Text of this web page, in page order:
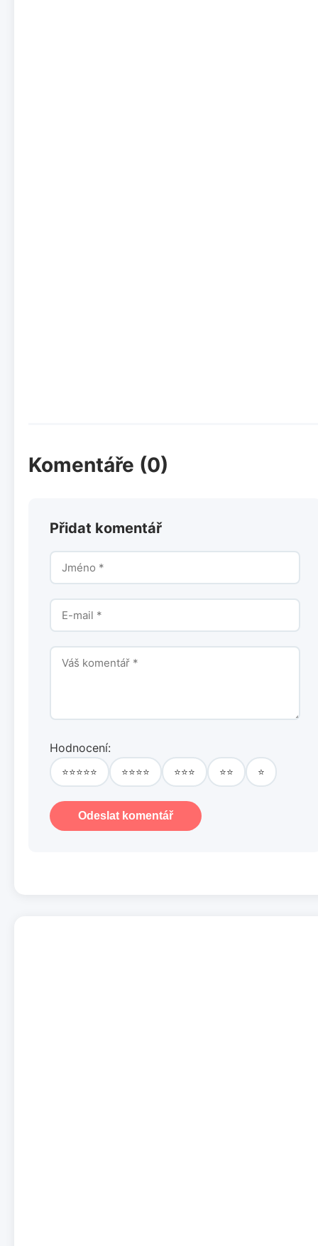
Komentáře (0)
Přidat komentář
Hodnocení:
⭐⭐⭐⭐⭐ ⭐⭐⭐⭐ ⭐⭐⭐ ⭐⭐ ⭐
Odeslat komentář